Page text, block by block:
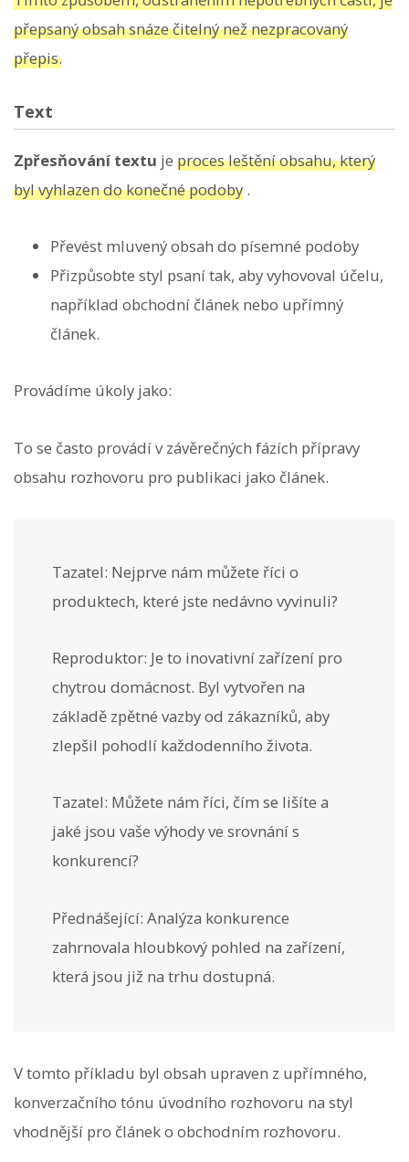
přepsaný obsah snáze čitelný než nezpracovaný
přepis.
Text
Zpřesňování textu je proces leštění obsahu, který
byl vyhlazen do konečné podoby .
Převést mluvený obsah do písemné podoby
Přizpůsobte styl psaní tak, aby vyhovoval účelu,
například obchodní článek nebo upřímný
článek.
Provádíme úkoly jako:
To se často provádí v závěrečných fázích přípravy
obsahu rozhovoru pro publikaci jako článek.
Tazatel: Nejprve nám můžete říci o
produktech, které jste nedávno vyvinuli?
Reproduktor: Je to inovativní zařízení pro
chytrou domácnost. Byl vytvořen na
základě zpětné vazby od zákazníků, aby
zlepšil pohodlí každodenního života.
Tazatel: Můžete nám říci, čím se lišíte a
jaké jsou vaše výhody ve srovnání s
konkurencí?
Přednášející: Analýza konkurence
zahrnovala hloubkový pohled na zařízení,
která jsou již na trhu dostupná.
V tomto příkladu byl obsah upraven z upřímného, ​​
konverzačního tónu úvodního rozhovoru na styl
vhodnější pro článek o obchodním rozhovoru.